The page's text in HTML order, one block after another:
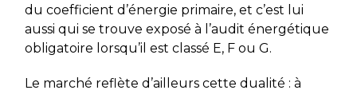
du coefficient d’énergie primaire, et c’est lui
aussi qui se trouve exposé à l’audit énergétique
obligatoire lorsqu’il est classé E, F ou G.
Le marché reflète d’ailleurs cette dualité : à